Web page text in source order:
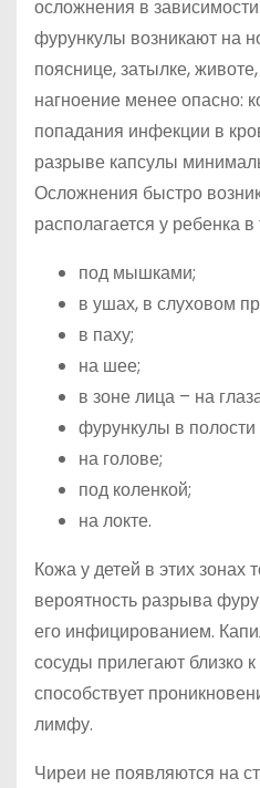
осложнения в
фурункулы возникают на
пояснице, затылке,
нагноение менее опасно:
попадания инфекции в
разрыве капсулы
Осложнения быстро
располагается у ребенка в
под мышками;
в ушах, в слуховом
в паху;
на шее;
в зоне лица – на
фурункулы в полости
на голове;
под коленкой;
на локте.
Кожа у детей в этих зонах
вероятность разрыва
его инфицированием.
сосуды прилегают близко
способствует
лимфу.
Чиреи не появляются на